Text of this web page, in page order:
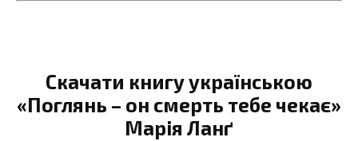
Скачати книгу українською
«Поглянь – он смерть тебе чекає»
Марія Ланґ